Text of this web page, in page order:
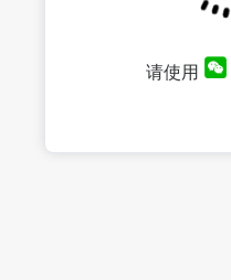
请使用